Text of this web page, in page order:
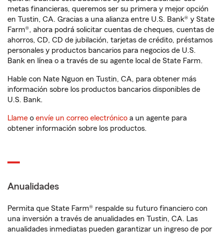
metas financieras, queremos ser su primera y mejor opción
en Tustin, CA. Gracias a una alianza entre U.S. Bank® y State
Farm®, ahora podrá solicitar cuentas de cheques, cuentas de
ahorros, CD, CD de jubilación, tarjetas de crédito, préstamos
personales y productos bancarios para negocios de U.S.
Bank en línea o a través de su agente local de State Farm.
Hable con Nate Nguon en Tustin, CA, para obtener más
información sobre los productos bancarios disponibles de
U.S. Bank.
Llame o envíe un correo electrónico a un agente para
obtener información sobre los productos.
Anualidades
Permita que State Farm® respalde su futuro financiero con
una inversión a través de anualidades en Tustin, CA. Las
anualidades inmediatas pueden garantizar un ingreso de por